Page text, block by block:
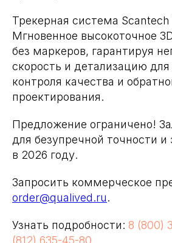
Трекерная система
Мгновенное высокоточное
без маркеров, гарантируя
скорость и детализацию
контроля качества и
проектирования.
Предложение ограничено!
для безупречной точности и
в 2026 году.
Запросить коммерческое
order@qualived.ru.
Узнать подробности: 8 (800)
(812) 635-45-80